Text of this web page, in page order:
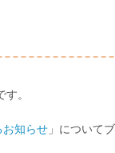
。
お知らせ」について